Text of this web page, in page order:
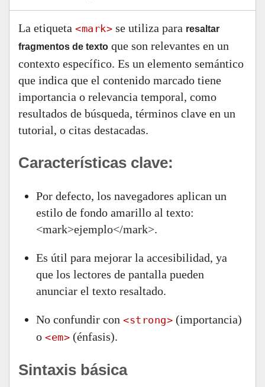
La etiqueta <mark> se utiliza para resaltar
fragmentos de texto que son relevantes en un
contexto específico. Es un elemento semántico
que indica que el contenido marcado tiene
importancia o relevancia temporal, como
resultados de búsqueda, términos clave en un
tutorial, o citas destacadas.
Características clave:
Por defecto, los navegadores aplican un
estilo de fondo amarillo al texto:
<mark>ejemplo</mark>.
Es útil para mejorar la accesibilidad, ya
que los lectores de pantalla pueden
anunciar el texto resaltado.
No confundir con <strong> (importancia)
o <em> (énfasis).
Sintaxis básica